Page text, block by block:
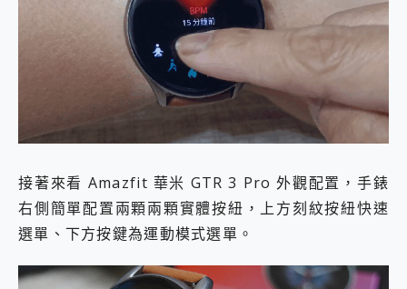
接著來看 Amazfit 華米 GTR 3 Pro 外觀配置，手錶
右側簡單配置兩顆兩顆實體按紐，上方刻紋按紐快速
選單、下方按鍵為運動模式選單。